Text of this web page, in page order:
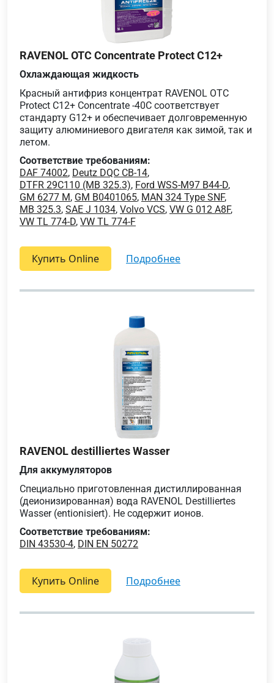
RAVENOL OTC Concentrate Protect C12+
Охлаждающая жидкость
Красный антифриз концентрат RAVENOL OTC
Protect C12+ Concentrate -40C соответствует
стандарту G12+ и обеспечивает долговременную
защиту алюминиевого двигателя как зимой, так и
летом.
Соответствие требованиям:
DAF 74002, Deutz DQC CB-14,
DTFR 29C110 (MB 325.3), Ford WSS-M97 B44-D,
GM 6277 M, GM B0401065, MAN 324 Type SNF,
MB 325.3, SAE J 1034, Volvo VCS, VW G 012 A8F,
VW TL 774-D, VW TL 774-F
Купить Online подробнее
RAVENOL destilliertes Wasser
Для аккумуляторов
Специально приготовленная дистиллированная
(деионизированная) вода RAVENOL Destilliertes
Wasser (entionisiert). Не содержит ионов.
Соответствие требованиям:
DIN 43530-4, DIN EN 50272
Купить Online подробнее